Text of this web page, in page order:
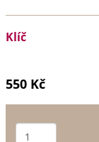
Klíč
550 Kč